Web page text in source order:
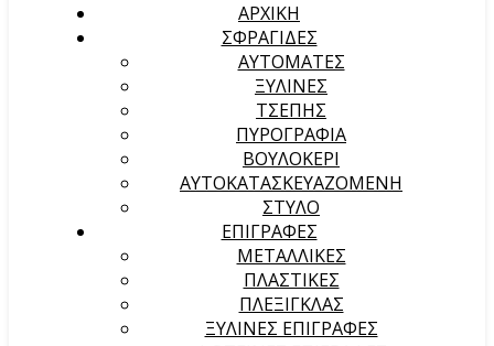
ΑΡΧΙΚΉ
ΣΦΡΑΓΙΔΕΣ
ΑΥΤΟΜΑΤΕΣ
ΞΥΛΙΝΕΣ
ΤΣΕΠΗΣ
ΠΥΡΟΓΡΑΦΙΑ
ΒΟΥΛΟΚΕΡΙ
ΑΥΤΟΚΑΤΑΣΚΕΥΑΖΟΜΕΝΗ
ΣΤΥΛΟ
ΕΠΙΓΡΑΦΕΣ
ΜΕΤΑΛΛΙΚΕΣ
ΠΛΑΣΤΙΚΕΣ
ΠΛΕΞΙΓΚΛΑΣ
ΞΥΛΙΝΕΣ ΕΠΙΓΡΑΦΕΣ